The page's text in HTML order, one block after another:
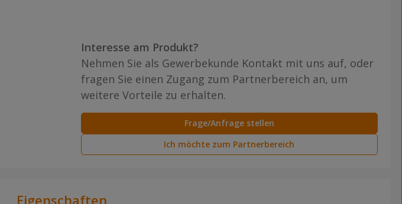
Interesse am Produkt?
Nehmen Sie als Gewerbekunde Kontakt mit uns auf, oder
fragen Sie einen Zugang zum Partnerbereich an, um
weitere Vorteile zu erhalten.
Frage/Anfrage stellen
Ich möchte zum Partnerbereich
Eigenschaften